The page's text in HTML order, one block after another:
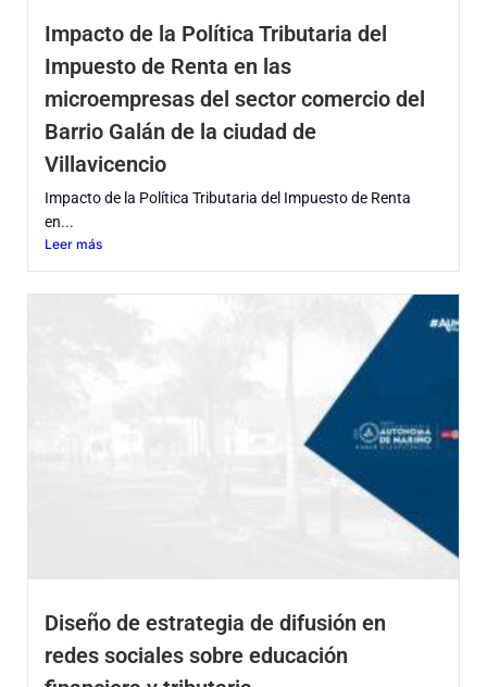
Impacto de la Política Tributaria del
Impuesto de Renta en las
microempresas del sector comercio del
Barrio Galán de la ciudad de
Villavicencio
Impacto de la Política Tributaria del Impuesto de Renta
en...
Leer más
Diseño de estrategia de difusión en
redes sociales sobre educación